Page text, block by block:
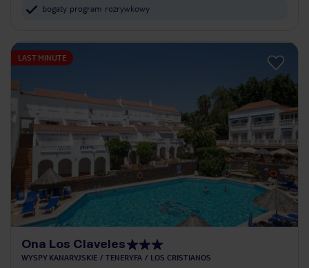
bogaty program rozrywkowy
LAST MINUTE
Ona Los Claveles
WYSPY KANARYJSKIE TENERYFA LOS CRISTIANOS